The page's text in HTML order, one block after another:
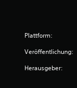
Plattform:
Veröffentlichung:
Herausgeber: